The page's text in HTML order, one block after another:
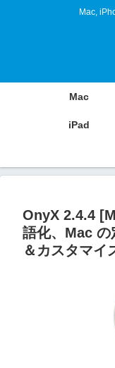
Mac,
Mac
iPad
OnyX 2.4.4
語化、Mac の
＆カスタマイ